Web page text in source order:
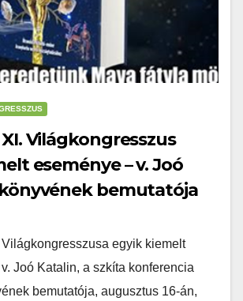
XI. Világkongresszus
eseménye – v. Joó
bemutatója
egyik kiemelt
Joó Katalin, a szkíta konferencia
bemutatója, augusztus 16-án,